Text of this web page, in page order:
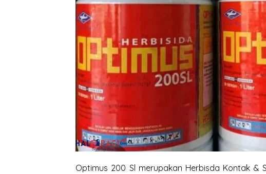
Optimus 200 Sl merupakan Herbisda Kontak &